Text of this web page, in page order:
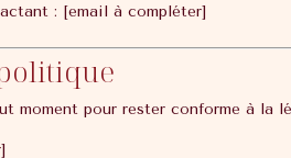
: [email à compléter]
moment pour rester conforme à la